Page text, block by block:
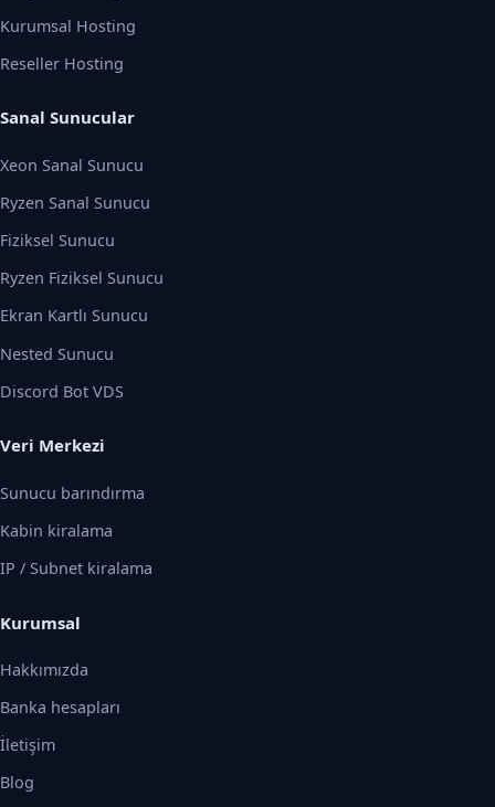
Kurumsal Hosting
Reseller Hosting
Sanal Sunucular
Xeon Sanal Sunucu
Ryzen Sanal Sunucu
Fiziksel Sunucu
Ryzen Fiziksel Sunucu
Ekran Kartlı Sunucu
Nested Sunucu
Discord Bot VDS
Veri Merkezi
Sunucu barındırma
Kabin kiralama
IP / Subnet kiralama
Kurumsal
Hakkımızda
Banka hesapları
İletişim
Blog